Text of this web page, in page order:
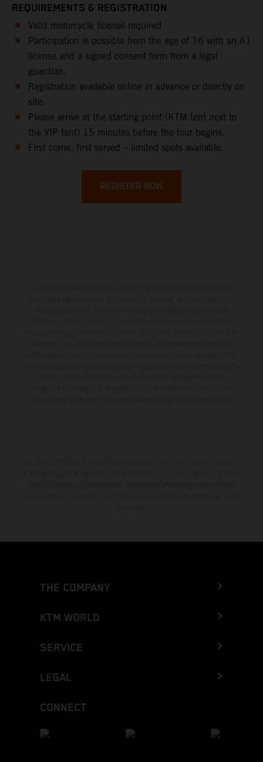
REQUIREMENTS & REGISTRATION
Valid motorcycle license required
Participation is possible from the age of 16 with an A1
license and a signed consent form from a legal
guardian.
Registration available online in advance or directly on
site.
Please arrive at the starting point (KTM tent next to
the VIP tent) 15 minutes before the tour begins.
First come, first served – limited spots available.
REGISTER NOW
THE COMPANY
KTM WORLD
SERVICE
LEGAL
CONNECT